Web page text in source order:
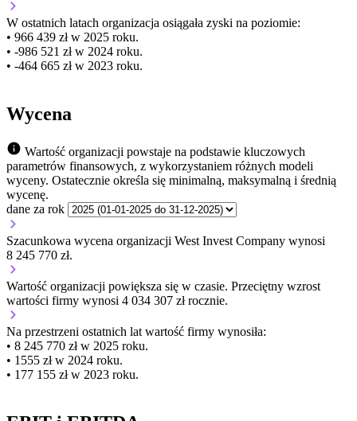
W ostatnich latach organizacja osiągała zyski na poziomie:
• 966 439 zł w 2025 roku.
• -986 521 zł w 2024 roku.
• -464 665 zł w 2023 roku.
Wycena
Wartość organizacji powstaje na podstawie kluczowych
parametrów finansowych, z wykorzystaniem różnych modeli
wyceny. Ostatecznie określa się minimalną, maksymalną i średnią
wycenę.
dane za rok
Szacunkowa wycena organizacji West Invest Company wynosi
8 245 770 zł.
Wartość organizacji powiększa się w czasie. Przeciętny wzrost
wartości firmy wynosi 4 034 307 zł rocznie.
Na przestrzeni ostatnich lat wartość firmy wynosiła:
• 8 245 770 zł w 2025 roku.
• 1555 zł w 2024 roku.
• 177 155 zł w 2023 roku.